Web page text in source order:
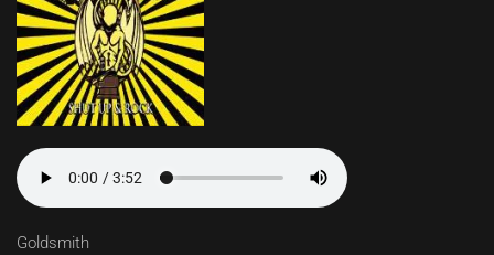
Goldsmith